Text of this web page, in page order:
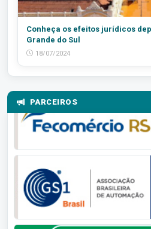
Conheça os efeitos jurídicos
Grande do Sul
18/07/2024
PARCEIROS